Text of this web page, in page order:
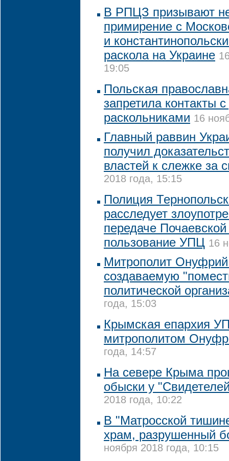
В РПЦЗ призывают
примирение с
и
раскола на Украине
19:05
Польская
запретила контакты
раскольниками 16
Главный раввин
получил
властей к слежке за
2018 года, 15:15
Полиция
расследует
передаче
пользование УПЦ 16
Митрополит
создаваемую
политической
года, 15:03
Крымская епархия
митрополитом
года, 14:57
На севере Крыма
обыски у
2018 года, 10:22
В "Матросской
храм, разрушенный
ноября 2018 года, 10:15